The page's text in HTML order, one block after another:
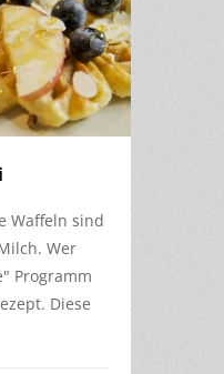
Waffeln sind
Wer
Programm
Diese